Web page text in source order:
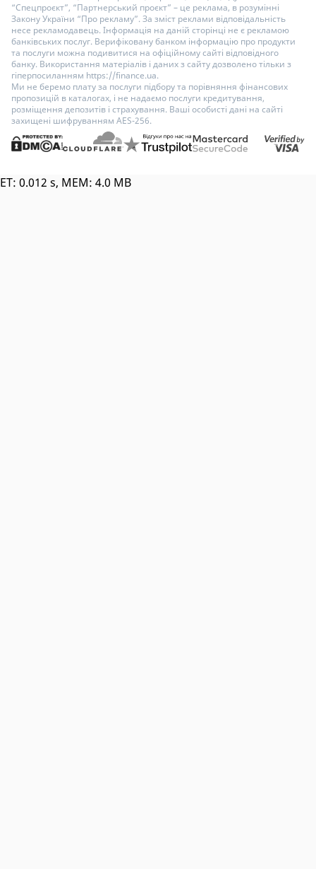
“Спецпроєкт”, “Партнерський проєкт” – це реклама, в розумінні
Закону України “Про рекламу”. За зміст реклами відповідальність
несе рекламодавець. Інформація на даній сторінці не є рекламою
банківських послуг. Верифіковану банком інформацію про продукти
та послуги можна подивитися на офіційному сайті відповідного
банку. Використання матеріалів і даних з сайту дозволено тільки з
гіперпосиланням https://finance.ua.
Ми не беремо плату за послуги підбору та порівняння фінансових
пропозицій в каталогах, і не надаємо послуги кредитування,
розміщення депозитів і страхування. Ваші особисті дані на сайті
захищені шифруванням AES-256.
ET: 0.012 s, MEM: 4.0 MB